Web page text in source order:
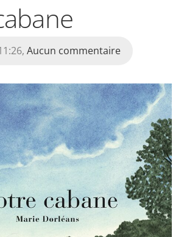
Aucun commentaire